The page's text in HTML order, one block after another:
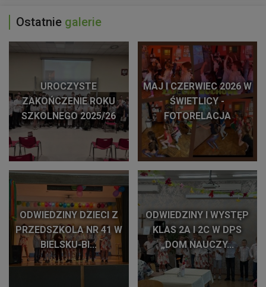
Ostatnie galerie
UROCZYSTE
ZAKOŃCZENIE ROKU
SZKOLNEGO 2025/26
MAJ I CZERWIEC 2026 W
ŚWIETLICY -
FOTORELACJA
ODWIEDZINY DZIECI Z
PRZEDSZKOLA NR 41 W
BIELSKU-BI...
ODWIEDZINY I WYSTĘP
KLAS 2A I 2C W DPS
„DOM NAUCZY...